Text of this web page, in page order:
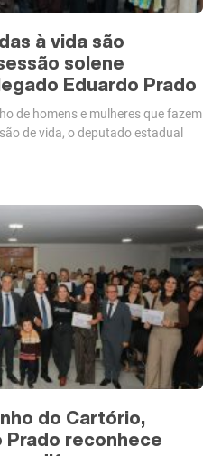
à vida são
solene
Eduardo Prado
de homens e mulheres que fazem
de vida, o deputado estadual
do Cartório,
Prado reconhece